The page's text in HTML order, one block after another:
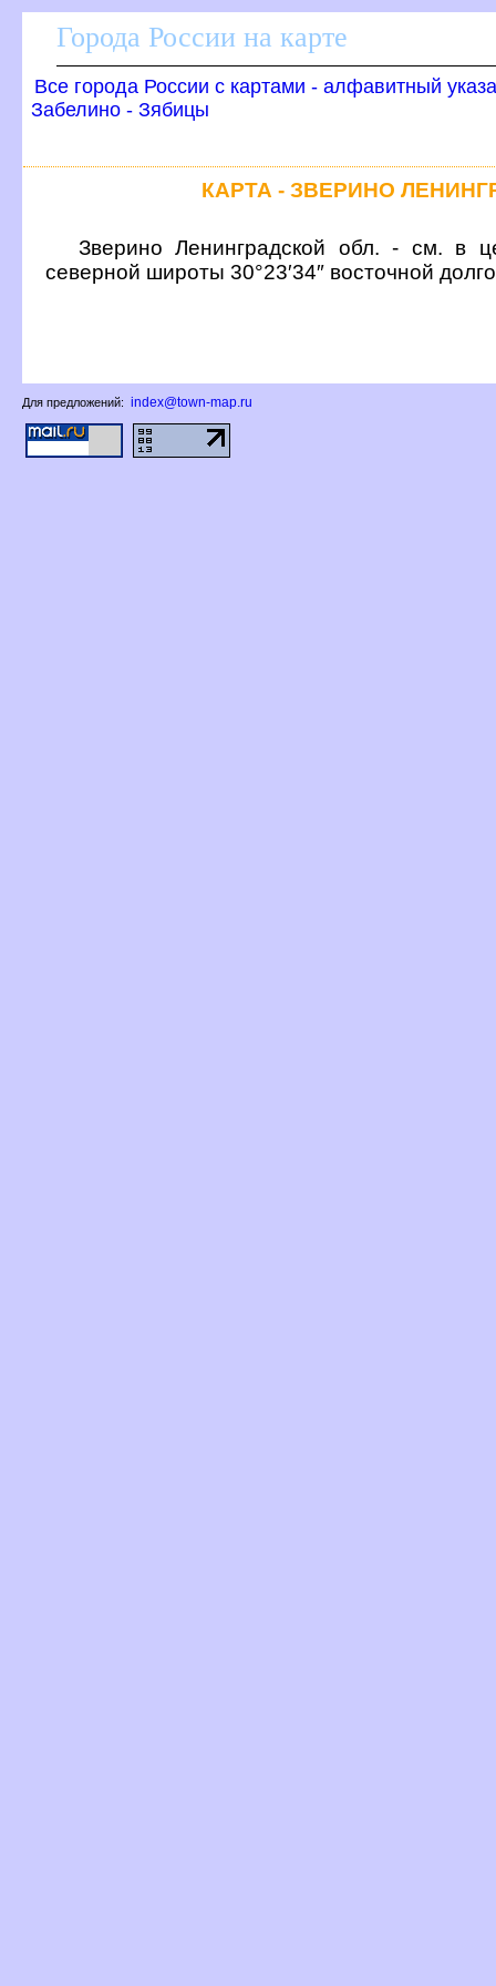
Города России на карте
се города России с картами - алфавитный
Забелино - Зябицы
КАРТА - ЗВЕРИНО
Зверино Ленинградской обл. - см. в
северной широты 30°23′34″ восточной
Для предложений: index@town-map.ru